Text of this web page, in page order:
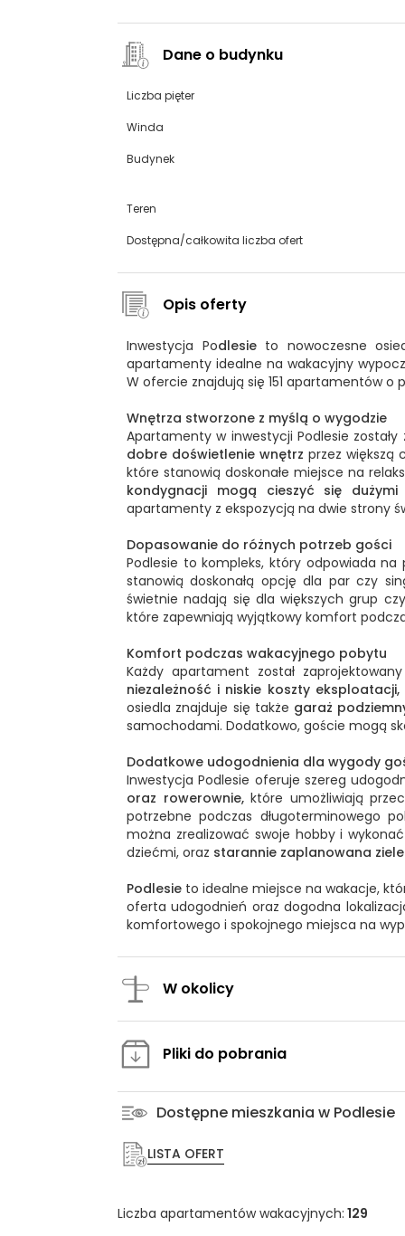
Dane o budynku
Liczba pięter
Winda
Budynek
Teren
Dostępna/całkowita liczba ofert
Opis oferty
Inwestycja Podlesieto nowoczesne
apartamenty idealne na wakacyjny
W ofercie znajdują się 151 apartamentów
Wnętrza stworzone z myślą o wygodzie
Apartamenty w inwestycji Podlesie
dobre doświetlenie wnętrz przez większą
które stanowią doskonałe miejsce na
kondygnacji mogą cieszyć się dużymi
apartamenty z ekspozycją na dwie strony
Dopasowanie do różnych potrzeb gości
Podlesie to kompleks, który odpowiada
stanowią doskonałą opcję dla par czy
świetnie nadają się dla większych grup
które zapewniają wyjątkowy komfort
Komfort podczas wakacyjnego pobytu
Każdy apartament został
niezależność i niskie koszty eksploatacji,
osiedla znajduje się także garaż
samochodami. Dodatkowo, goście mogą
Dodatkowe udogodnienia dla wygody
Inwestycja Podlesie oferuje szereg
oraz rowerownie,które umożliwiają
potrzebne podczas długoterminowego
można zrealizować swoje hobby i
dziećmi, oraz starannie zaplanowana
Podlesie to idealne miejsce na wakacje,
oferta udogodnień oraz dogodna
komfortowego i spokojnego miejsca na
W okolicy
Pliki do pobrania
Dostępne mieszkania w Podlesie
LISTA OFERT
Liczba apartamentów wakacyjnych: 129